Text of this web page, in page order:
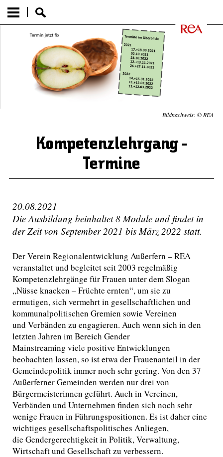
Bildnachweis: © REA
Kompetenzlehrgang -
Termine
20.08.2021
Die Ausbildung beinhaltet 8 Module und findet in
der Zeit von September 2021 bis März 2022 statt.
Der Verein Regionalentwicklung Außerfern – REA
veranstaltet und begleitet seit 2003 regelmäßig
Kompetenzlehrgänge für Frauen unter dem Slogan
„Nüsse knacken – Früchte ernten“, um sie zu
ermutigen, sich vermehrt in gesellschaftlichen und
kommunalpolitischen Gremien sowie Vereinen
und Verbänden zu engagieren. Auch wenn sich in den
letzten Jahren im Bereich Gender
Mainstreaming viele positive Entwicklungen
beobachten lassen, so ist etwa der Frauenanteil in der
Gemeindepolitik immer noch sehr gering. Von den 37
Außerferner Gemeinden werden nur drei von
Bürgermeisterinnen geführt. Auch in Vereinen,
Verbänden und Unternehmen finden sich noch sehr
wenige Frauen in Führungspositionen. Es ist daher eine
wichtiges gesellschaftspolitisches Anliegen,
die Gendergerechtigkeit in Politik, Verwaltung,
Wirtschaft und Gesellschaft zu verbessern.